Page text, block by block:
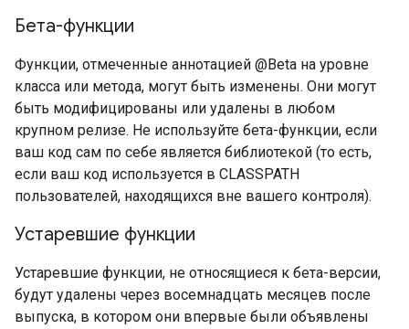
Бета-функции
Функции, отмеченные аннотацией @Beta на уровне
класса или метода, могут быть изменены. Они могут
быть модифицированы или удалены в любом
крупном релизе. Не используйте бета-функции, если
ваш код сам по себе является библиотекой (то есть,
если ваш код используется в CLASSPATH
пользователей, находящихся вне вашего контроля).
Устаревшие функции
Устаревшие функции, не относящиеся к бета-версии,
будут удалены через восемнадцать месяцев после
выпуска, в котором они впервые были объявлены